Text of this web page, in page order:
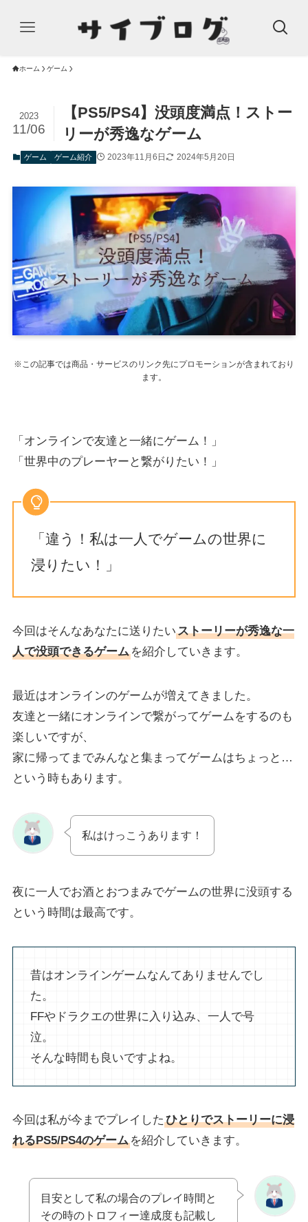
ホーム ゲーム
【PS5/PS4】没頭度満点！ストー
リーが秀逸なゲーム
2023
11/06
ゲーム ゲーム紹介 2023年11月6日 2024年5月20日
※この記事では商品・サービスのリンク先にプロモーションが含まれており
ます。
「オンラインで友達と一緒にゲーム！」
「世界中のプレーヤーと繋がりたい！」
「違う！私は一人でゲームの世界に
浸りたい！」
今回はそんなあなたに送りたいストーリーが秀逸な一
人で没頭できるゲームを紹介していきます。
最近はオンラインのゲームが増えてきました。
友達と一緒にオンラインで繋がってゲームをするのも
楽しいですが、
家に帰ってまでみんなと集まってゲームはちょっと…
という時もあります。
私はけっこうあります！
夜に一人でお酒とおつまみでゲームの世界に没頭する
という時間は最高です。
昔はオンラインゲームなんてありませんでし
た。
FFやドラクエの世界に入り込み、一人で号
泣。
そんな時間も良いですよね。
今回は私が今までプレイした ひとりでストーリーに浸
れるPS5/PS4のゲームを紹介していきます。
目安として私の場合のプレイ時間と
その時のトロフィー達成度も記載し